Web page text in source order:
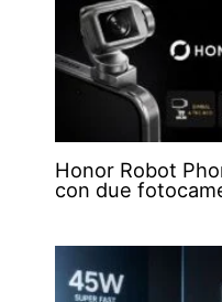
Honor Robot
con due